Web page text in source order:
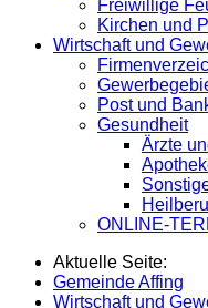
Freiwillige
Kirchen und
Wirtschaft und
Post und
Gesundheit
Ärzte
ONLINE-
Aktuelle Seite:
Gemeinde Affing
Wirtschaft und